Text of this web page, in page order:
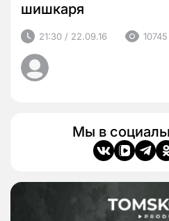
шишкаря
21:30 / 22.09.16 10745
Мы в